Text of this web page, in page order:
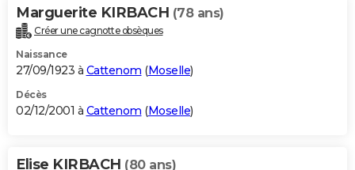
Marguerite KIRBACH (78 ans)
Créer une cagnotte obsèques
Naissance
27/09/1923 à Cattenom (Moselle)
Décès
02/12/2001 à Cattenom (Moselle)
Elise KIRBACH (80 ans)